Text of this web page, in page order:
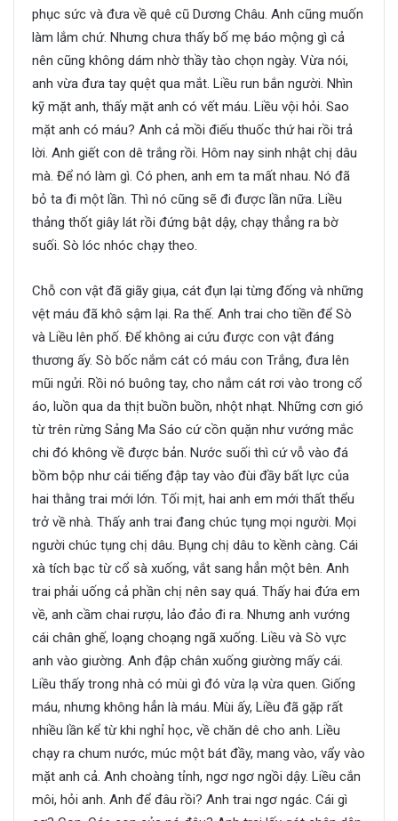
phục sức và đưa về quê cũ Dương Châu. Anh cũng muốn
làm lắm chứ. Nhưng chưa thấy bố mẹ báo mộng gì cả
nên cũng không dám nhờ thầy tào chọn ngày. Vừa nói,
anh vừa đưa tay quệt qua mắt. Liều run bắn người. Nhìn
kỹ mặt anh, thấy mặt anh có vết máu. Liều vội hỏi. Sao
mặt anh có máu? Anh cả mồi điếu thuốc thứ hai rồi trả
lời. Anh giết con dê trắng rồi. Hôm nay sinh nhật chị dâu
mà. Để nó làm gì. Có phen, anh em ta mất nhau. Nó đã
bỏ ta đi một lần. Thì nó cũng sẽ đi được lần nữa. Liều
thảng thốt giây lát rồi đứng bật dậy, chạy thẳng ra bờ
suối. Sò lóc nhóc chạy theo.
Chỗ con vật đã giãy giụa, cát đụn lại từng đống và những
vệt máu đã khô sậm lại. Ra thế. Anh trai cho tiền để Sò
và Liều lên phố. Để không ai cứu được con vật đáng
thương ấy. Sò bốc nắm cát có máu con Trắng, đưa lên
mũi ngửi. Rồi nó buông tay, cho nắm cát rơi vào trong cổ
áo, luồn qua da thịt buồn buồn, nhột nhạt. Những cơn gió
từ trên rừng Sảng Ma Sáo cứ cồn quặn như vướng mắc
chi đó không về được bản. Nước suối thì cứ vỗ vào đá
bồm bộp như cái tiếng đập tay vào đùi đầy bất lực của
hai thằng trai mới lớn. Tối mịt, hai anh em mới thất thểu
trở về nhà. Thấy anh trai đang chúc tụng mọi người. Mọi
người chúc tụng chị dâu. Bụng chị dâu to kềnh càng. Cái
xà tích bạc từ cổ sà xuống, vắt sang hẳn một bên. Anh
trai phải uống cả phần chị nên say quá. Thấy hai đứa em
về, anh cầm chai rượu, lảo đảo đi ra. Nhưng anh vướng
cái chân ghế, loạng choạng ngã xuống. Liều và Sò vực
anh vào giường. Anh đập chân xuống giường mấy cái.
Liều thấy trong nhà có mùi gì đó vừa lạ vừa quen. Giống
máu, nhưng không hẳn là máu. Mùi ấy, Liều đã gặp rất
nhiều lần kể từ khi nghỉ học, về chăn dê cho anh. Liều
chạy ra chum nước, múc một bát đầy, mang vào, vẩy vào
mặt anh cả. Anh choàng tỉnh, ngơ ngơ ngồi dậy. Liều cắn
môi, hỏi anh. Anh để đâu rồi? Anh trai ngơ ngác. Cái gì